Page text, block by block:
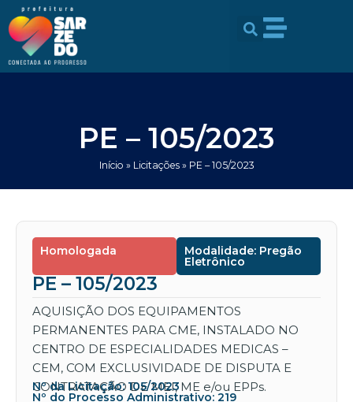
conteúdo
para
conteúdo
PE – 105/2023
Início » Licitações» PE – 105/2023
Homologada Modalidade: Pregão
Eletrônico
PE – 105/2023
AQUISIÇÃO DOS EQUIPAMENTOS
PERMANENTES PARA CME, INSTALADO NO
CENTRO DE ESPECIALIDADES MEDICAS –
CEM, COM EXCLUSIVIDADE DE DISPUTA E
CONTRATAÇÃO DE MEI, ME e/ou EPPs.
Nº da Licitação: 105/2023
Nº do Processo Administrativo: 219